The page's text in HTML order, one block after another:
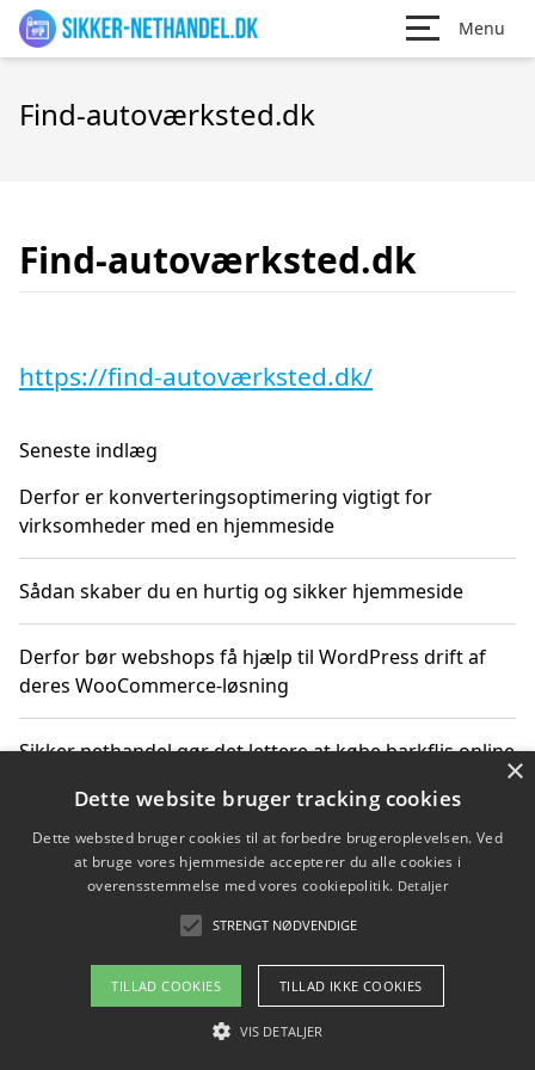
Menu
Find-autoværksted.dk
Find-autoværksted.dk
https://find-autoværksted.dk/
Seneste indlæg
Derfor er konverteringsoptimering vigtigt for
virksomheder med en hjemmeside
Sådan skaber du en hurtig og sikker hjemmeside
Derfor bør webshops få hjælp til WordPress drift af
deres WooCommerce-løsning
Sikker nethandel gør det lettere at købe barkflis online
Ting du bør vide før du vælger webbureau i Aarhus
Copyright 2026 - Pilanto Aps
Om / kontakt
Blog Betingelser
×
Dette website bruger tracking cookies
Dette websted bruger cookies til at forbedre brugeroplevelsen. Ved
at bruge vores hjemmeside accepterer du alle cookies i
overensstemmelse med vores cookiepolitik. Detaljer
STRENGT NØDVENDIGE
TILLAD COOKIES TILLAD IKKE COOKIES
VIS DETALJER